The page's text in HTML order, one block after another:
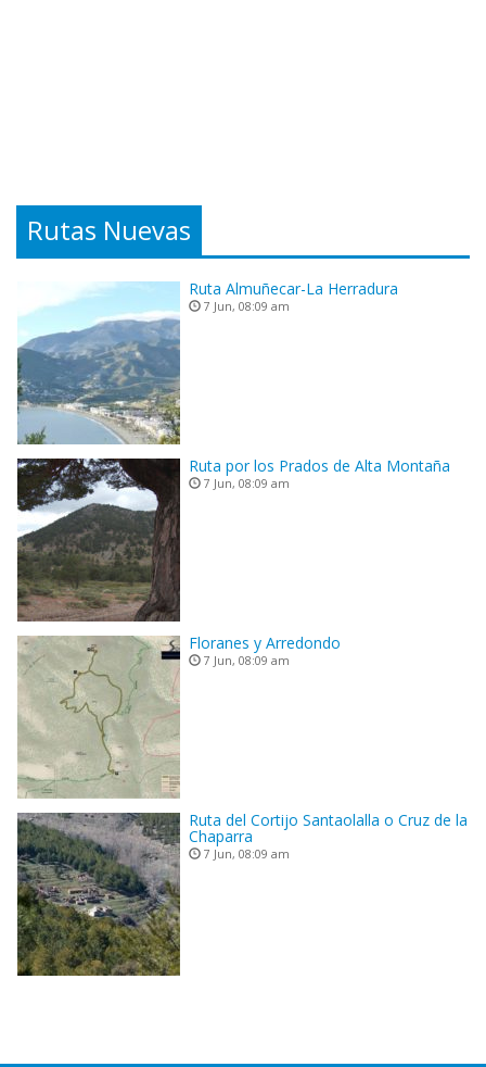
Rutas Nuevas
Ruta Almuñecar-La Herradura
7 Jun, 08:09 am
Ruta por los Prados de Alta Montaña
7 Jun, 08:09 am
Floranes y Arredondo
7 Jun, 08:09 am
Ruta del Cortijo Santaolalla o Cruz de la
Chaparra
7 Jun, 08:09 am